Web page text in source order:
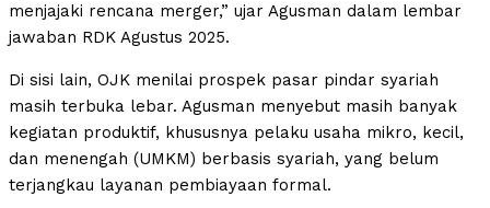
menjajaki rencana merger,” ujar Agusman dalam lembar
jawaban RDK Agustus 2025.
Di sisi lain, OJK menilai prospek pasar pindar syariah
masih terbuka lebar. Agusman menyebut masih banyak
kegiatan produktif, khususnya pelaku usaha mikro, kecil,
dan menengah (UMKM) berbasis syariah, yang belum
terjangkau layanan pembiayaan formal.